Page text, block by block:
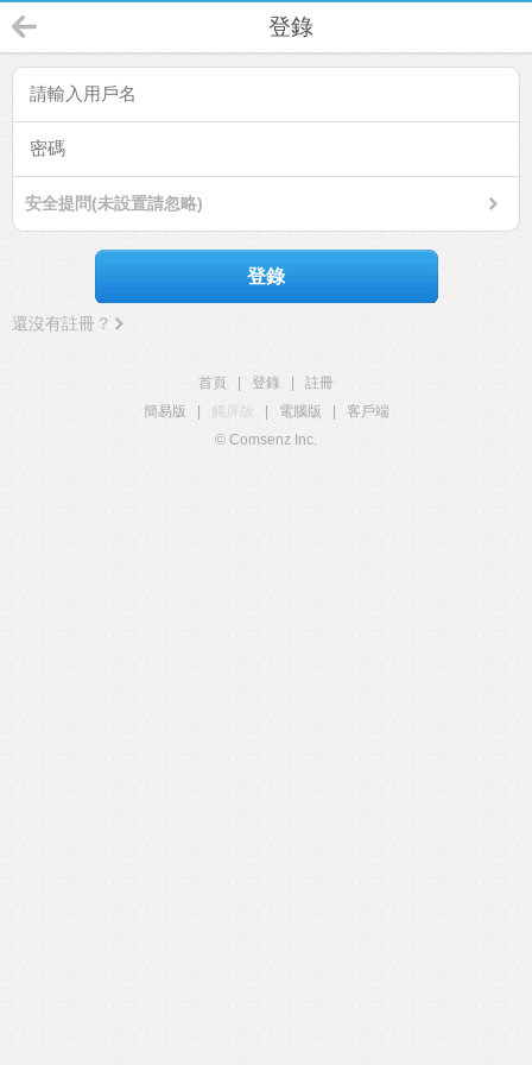
登錄
安全提問(未設置請忽略)
登錄
還沒有註冊？
首頁 登錄
註冊
簡易版
觸屏版 電腦版
客戶端
© Comsenz Inc.